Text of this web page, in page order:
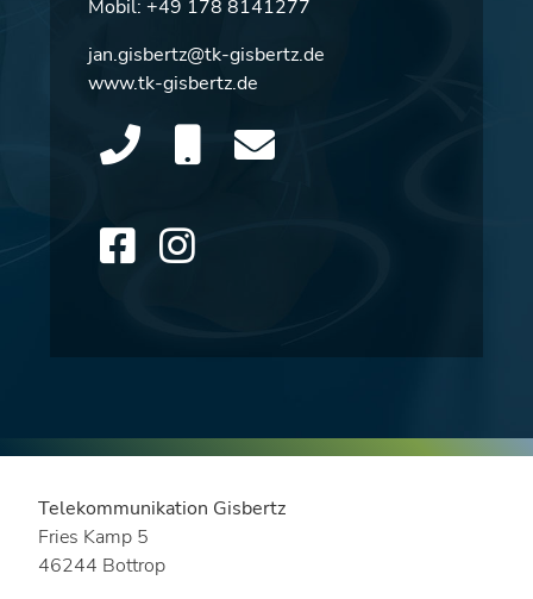
Mobil: +49 178 8141277
jan.gisbertz@tk-gisbertz.de
www.tk-gisbertz.de
Telekommunikation Gisbertz
Fries Kamp 5
46244 Bottrop